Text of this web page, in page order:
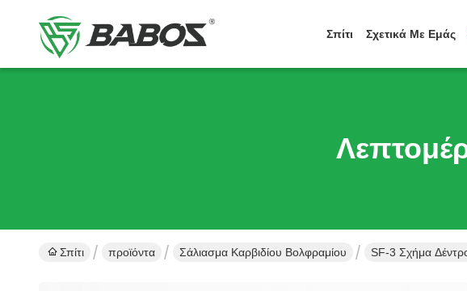
Σπίτι Σχετικά Με Εμάς
Σπίτι προϊόντα Σάλιασμα Καρβιδίου Βολφραμίου SF-3 Σχήμα